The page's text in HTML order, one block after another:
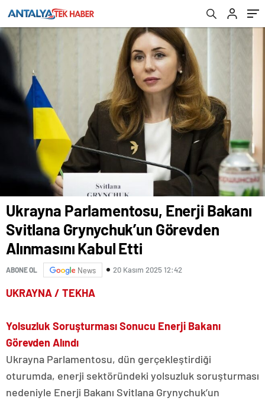
Ukrayna Parlamentosu, Enerji Bakanı
Svitlana Grynychuk’un Görevden
Alınmasını Kabul Etti
ABONE OL News 20 Kasım 2025 12:42
UKRAYNA / TEKHA
Yolsuzluk Soruşturması Sonucu Enerji Bakanı
Görevden Alındı
Ukrayna Parlamentosu, dün gerçekleştirdiği
oturumda, enerji sektöründeki yolsuzluk soruşturması
nedeniyle Enerji Bakanı Svitlana Grynychuk’un